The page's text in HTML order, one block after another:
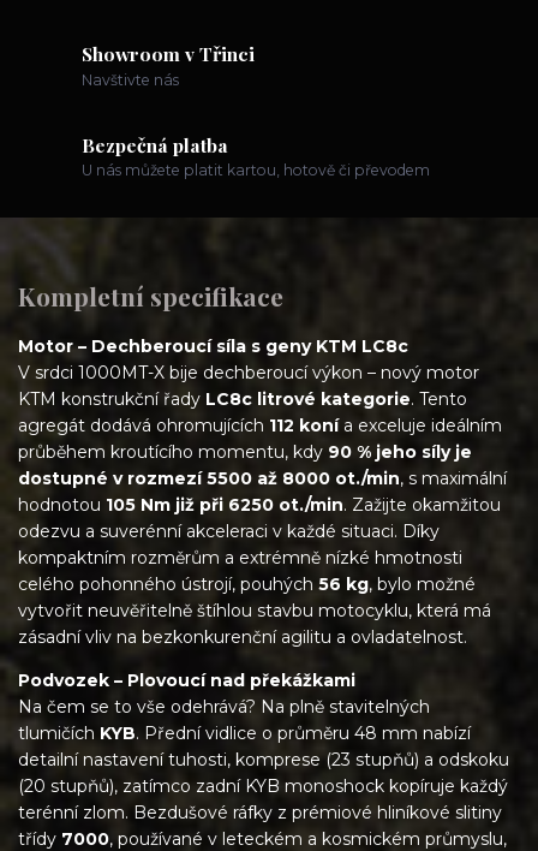
Showroom v Třinci
Navštivte nás
Bezpečná platba
U nás můžete platit kartou, hotově či převodem
Kompletní specifikace
Motor – Dechberoucí síla s geny KTM LC8c
V srdci 1000MT-X bije dechberoucí výkon – nový motor
KTM konstrukční řady LC8c litrové kategorie. Tento
agregát dodává ohromujících 112 konía exceluje ideálním
průběhem kroutícího momentu, kdy 90 % jeho síly je
dostupné v rozmezí 5500 až 8000 ot./min, s maximální
hodnotou 105 Nm již při 6250 ot./min. Zažijte okamžitou
odezvu a suverénní akceleraci v každé situaci. Díky
kompaktním rozměrům a extrémně nízké hmotnosti
celého pohonného ústrojí, pouhých 56 kg, bylo možné
vytvořit neuvěřitelně štíhlou stavbu motocyklu, která má
zásadní vliv na bezkonkurenční agilitu a ovladatelnost.
Podvozek – Plovoucí nad překážkami
Na čem se to vše odehrává? Na plně stavitelných
tlumičích KYB. Přední vidlice o průměru 48 mm nabízí
detailní nastavení tuhosti, komprese (23 stupňů) a odskoku
(20 stupňů), zatímco zadní KYB monoshock kopíruje každý
terénní zlom. Bezdušové ráfky z prémiové hliníkové slitiny
třídy 7000, používané v leteckém a kosmickém průmyslu,